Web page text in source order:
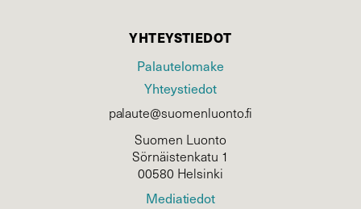
YHTEYSTIEDOT
Palautelomake
Yhteystiedot
palaute@suomenluonto.fi
Suomen Luonto
Sörnäistenkatu 1
00580 Helsinki
Mediatiedot